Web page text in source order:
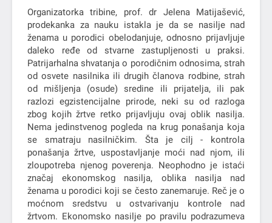
Organizatorka tribine, prof. dr Jelena Matijašević,
prodekanka za nauku istakla je da se nasilje nad
ženama u porodici obelodanjuje, odnosno prijavljuje
daleko ređe od stvarne zastupljenosti u praksi.
Patrijarhalna shvatanja o porodičnim odnosima, strah
od osvete nasilnika ili drugih članova rodbine, strah
od mišljenja (osude) sredine ili prijatelja, ili pak
razlozi egzistencijalne prirode, neki su od razloga
zbog kojih žrtve retko prijavljuju ovaj oblik nasilja.
Nema jedinstvenog pogleda na krug ponašanja koja
se smatraju nasilničkim. Šta je cilj - kontrola
ponašanja žrtve, uspostavljanje moći nad njom, ili
zloupotreba njenog poverenja. Neophodno je istaći
značaj ekonomskog nasilja, oblika nasilja nad
ženama u porodici koji se često zanemaruje. Reč je o
moćnom sredstvu u ostvarivanju kontrole nad
žrtvom. Ekonomsko nasilje po pravilu podrazumeva